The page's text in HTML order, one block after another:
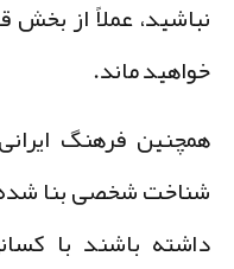
عملاً از بخش
ماند.
فرهنگ ایرانی
شخصی بنا شده،
باشند با